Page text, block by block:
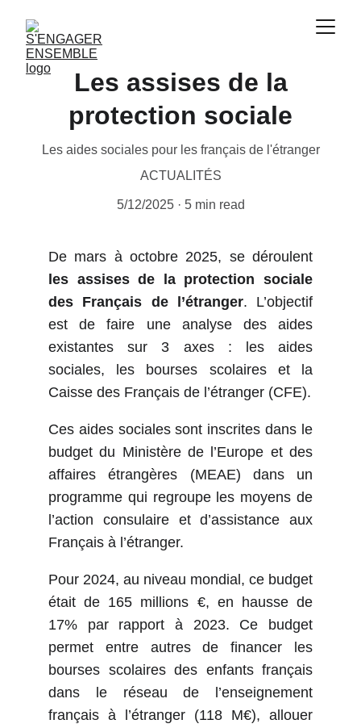
Les assises de la
protection sociale
Les aides sociales pour les français de l'étranger
ACTUALITÉS
5/12/2025 5 min read
De mars à octobre 2025, se déroulent
les assises de la protection sociale
des Français de l’étranger. L’objectif
est de faire une analyse des aides
existantes sur 3 axes : les aides
sociales, les bourses scolaires et la
Caisse des Français de l’étranger (CFE).
Ces aides sociales sont inscrites dans le
budget du Ministère de l’Europe et des
affaires étrangères (MEAE) dans un
programme qui regroupe les moyens de
l’action consulaire et d’assistance aux
Français à l’étranger.
Pour 2024, au niveau mondial, ce budget
était de 165 millions €, en hausse de
17% par rapport à 2023. Ce budget
permet entre autres de financer les
bourses scolaires des enfants français
dans le réseau de l’enseignement
français à l’étranger (118 M€), allouer